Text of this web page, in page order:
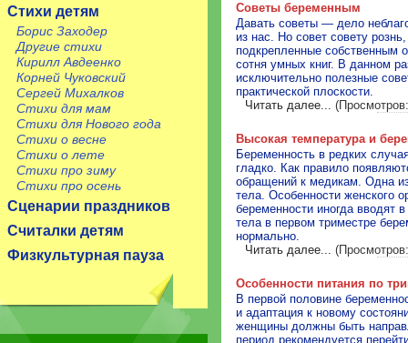
Стихи детям
Борис Заходер
Другие стихи
Кирилл Авдеенко
Корней Чуковский
Сергей Михалков
Стихи для мам
Стихи для Нового года
Стихи о весне
Стихи о лете
Стихи про зиму
Стихи про осень
Сценарии праздников
Считалки детям
Физкультурная пауза
Советы беременным
Давать советы — дело
из нас. Но совет совету
подкрепленные собственным
сотня умных книг. В данном
исключительно полезные
практической плоскости.
Читать далее...
Высокая температура и
Беременность в редких
гладко. Как правило
обращений к медикам. Одна
тела. Особенности женского
беременности иногда вводят
тела в первом триместре
нормально.
Читать далее...
Особенности питания по
В первой половине
и адаптация к новому
женщины должны быть
период рекомендуется